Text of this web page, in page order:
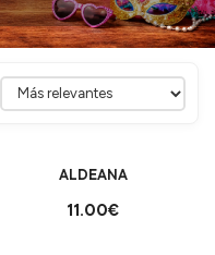
+
ALDEANA
11.00€